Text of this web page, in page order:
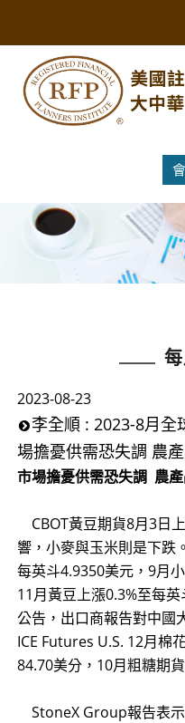
重大消息：RFP美國註冊財
重大消息：RFP美國註冊財
2023-08-23
李全順 : 2023-8月全
場擔憂供需恐失調 農產
市場擔憂供需恐失調 農
CBOT黃豆期貨8月3日
響，小麥與玉米則是下跌
每英斗4.9350美元，9月
11月黃豆上漲0.3%至每
公告，出口商報告對中國
ICE Futures U.S. 12月棉
84.70美分，10月粗糖期
StoneX Group報告表